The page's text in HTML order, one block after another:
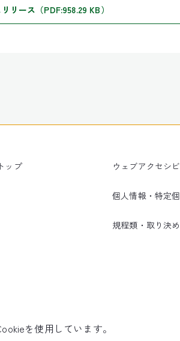
リース（PDF:958.29 KB）
ップ ウェブアクセシ
個人情報・特定
規程類・取り決め
を使用しています。